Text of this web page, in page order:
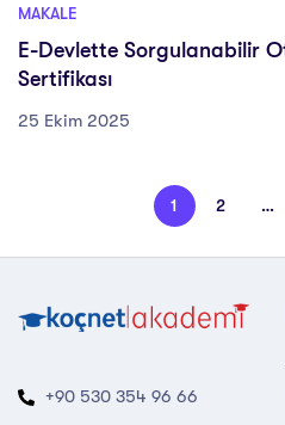
MAKALE
E-Devlette Sorgulanabilir
Sertifikası
25 Ekim 2025
1 2 …
+90 530 354 96 66